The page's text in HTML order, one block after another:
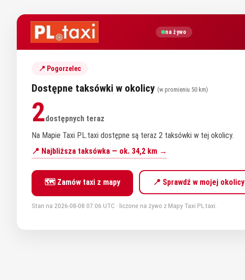
na żywo
📍 Pogorzelec
Dostępne taksówki w okolicy (w promieniu 50 km)
2dostępnych teraz
Na Mapie Taxi PL.taxi dostępne są teraz 2 taksówki w tej okolicy.
📍 Najbliższa taksówka — ok. 34,2 km →
🗺️ Zamów taxi z mapy 📍 Sprawdź w mojej okolicy
Stan na 2026-08-08 07:06 UTC · liczone na żywo z Mapy Taxi PL.taxi.